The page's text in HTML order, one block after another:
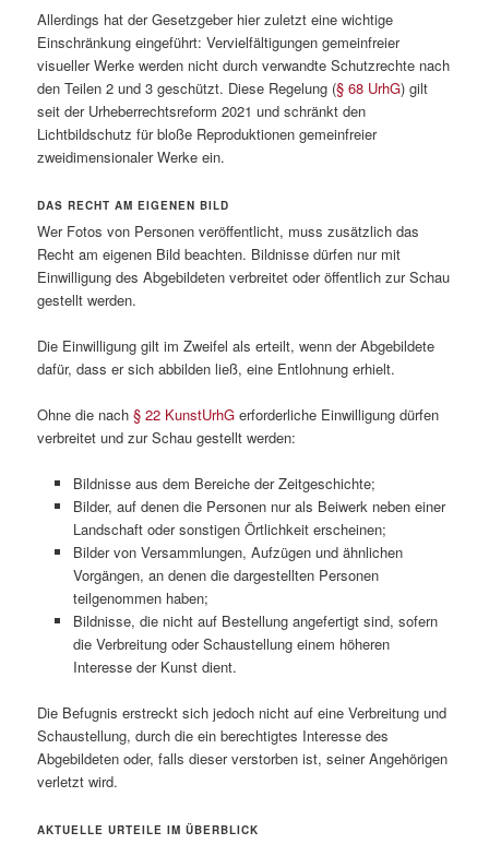
Allerdings hat der Gesetzgeber hier zuletzt eine wichtige
Einschränkung eingeführt: Vervielfältigungen gemeinfreier
visueller Werke werden nicht durch verwandte Schutzrechte nach
den Teilen 2 und 3 geschützt. Diese Regelung (§ 68 UrhG) gilt
seit der Urheberrechtsreform 2021 und schränkt den
Lichtbildschutz für bloße Reproduktionen gemeinfreier
zweidimensionaler Werke ein.
DAS RECHT AM EIGENEN BILD
Wer Fotos von Personen veröffentlicht, muss zusätzlich das
Recht am eigenen Bild beachten. Bildnisse dürfen nur mit
Einwilligung des Abgebildeten verbreitet oder öffentlich zur Schau
gestellt werden.
Die Einwilligung gilt im Zweifel als erteilt, wenn der Abgebildete
dafür, dass er sich abbilden ließ, eine Entlohnung erhielt.
Ohne die nach§ 22 KunstUrhG erforderliche Einwilligung dürfen
verbreitet und zur Schau gestellt werden:
Bildnisse aus dem Bereiche der Zeitgeschichte;
Bilder, auf denen die Personen nur als Beiwerk neben einer
Landschaft oder sonstigen Örtlichkeit erscheinen;
Bilder von Versammlungen, Aufzügen und ähnlichen
Vorgängen, an denen die dargestellten Personen
teilgenommen haben;
Bildnisse, die nicht auf Bestellung angefertigt sind, sofern
die Verbreitung oder Schaustellung einem höheren
Interesse der Kunst dient.
Die Befugnis erstreckt sich jedoch nicht auf eine Verbreitung und
Schaustellung, durch die ein berechtigtes Interesse des
Abgebildeten oder, falls dieser verstorben ist, seiner Angehörigen
verletzt wird.
AKTUELLE URTEILE IM ÜBERBLICK